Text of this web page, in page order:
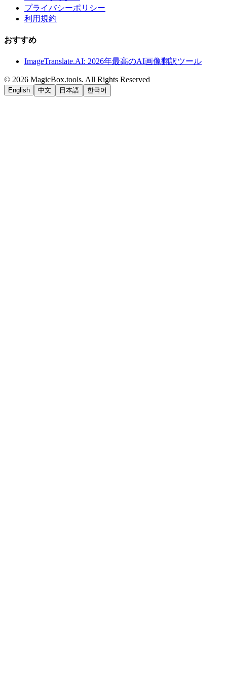
プライバシーポリシー
利用規約
おすすめ
ImageTranslate.AI: 2026年最高のAI画像翻訳ツール
© 2026 MagicBox.tools. All Rights Reserved
English 中文 日本語 한국어